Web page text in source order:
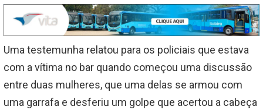
Uma testemunha relatou para os policiais que estava
com a vítima no bar quando começou uma discussão
entre duas mulheres, que uma delas se armou com
uma garrafa e desferiu um golpe que acertou a cabeça